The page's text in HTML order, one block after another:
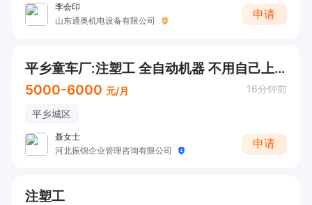
李会印
山东通奥机电设备有限公司
申请
平乡童车厂:注塑工 全自动机器 不用自己上料 （ 提供食宿）（🉑预支工资）
5000-6000 元/月 16分钟前
平乡城区
聂女士
河北振锦企业管理咨询有限公司
申请
注塑工